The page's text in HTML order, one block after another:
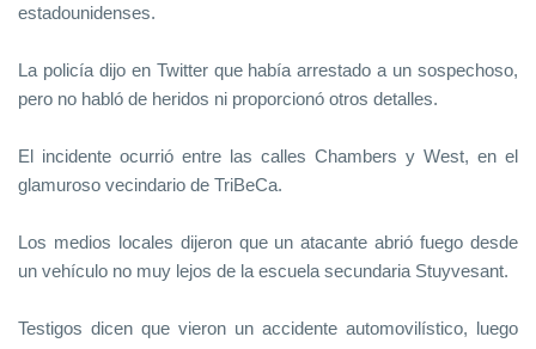
estadounidenses.
La policía dijo en Twitter que había arrestado a un sospechoso,
pero no habló de heridos ni proporcionó otros detalles.
El incidente ocurrió entre las calles Chambers y West, en el
glamuroso vecindario de TriBeCa.
Los medios locales dijeron que un atacante abrió fuego desde
un vehículo no muy lejos de la escuela secundaria Stuyvesant.
Testigos dicen que vieron un accidente automovilístico, luego